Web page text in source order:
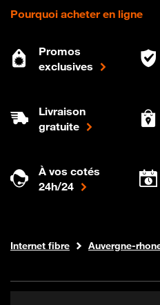
Pourquoi acheter en ligne
Promos
exclusives
Livraison
gratuite
À vos cotés
24h/24
Boutique Orange
Internet fibre Auvergne-